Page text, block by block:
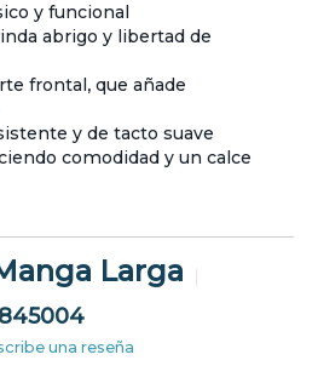
y funcional
abrigo y libertad de
frontal, que añade
y de tacto suave
comodidad y un calce
Larga
una reseña